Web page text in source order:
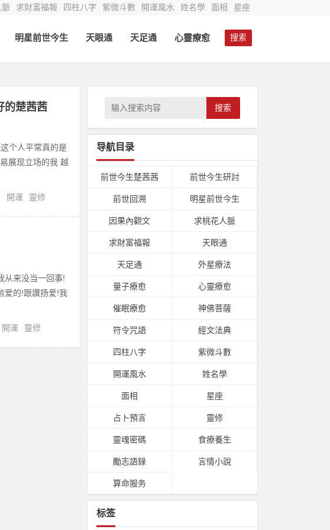
求財富福報 四柱八字 紫微斗數 開運風水 姓名學 面相
星座
搜索
明星前世今生 天眼通 天足通 心靈療愈
的楚茜茜
个人平常真的是
展现立场的我 越
開運 靈修
从来没当一回事!
爱的!跟讚扬爱!我
開運 靈修
搜索
导航目录
前世今生楚茜茜 前世今生研討
前世回溯 明星前世今生
因果內觀文 求桃花人脈
求財富福報 天眼通
天足通 外星療法
量子療愈 心靈療愈
催眠療愈 神佛菩薩
符令咒語 經文法典
四柱八字 紫微斗數
開運風水 姓名學
面相 星座
占卜預言 靈修
靈魂密碼 食療養生
勵志語錄 言情小說
算命服务
标签